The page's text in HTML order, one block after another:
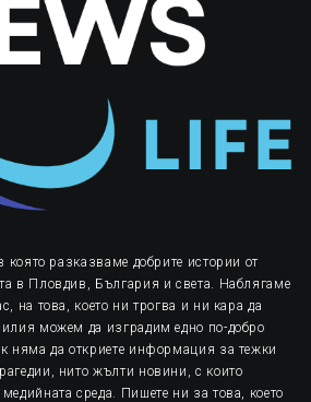
която разказваме добрите истории от
в Пловдив, България и света. Наблягаме
на това, което ни трогва и ни кара да
можем да изградим едно по-добро
няма да откриете информация за тежки
нито жълти новини, с които
среда. Пишете ни за това, което